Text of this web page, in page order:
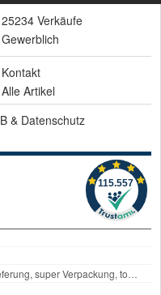
25234 Verkäufe
Gewerblich
Kontakt
Alle Artikel
& Datenschutz